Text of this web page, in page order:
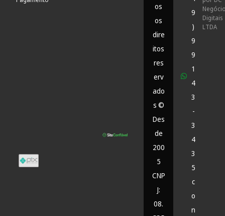
os
os
dire
itos
res
erv
ado
s ©
Des
de
200
5
CNP
J:
08.
9
)
9
9
1
4
3
-
3
4
3
5
c
o
n
Digitais
LTDA